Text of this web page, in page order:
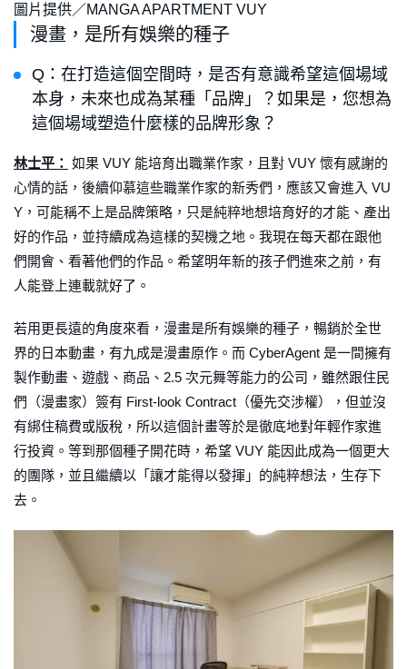
圖片提供／MANGA APARTMENT VUY
漫畫，是所有娛樂的種子
Q：在打造這個空間時，是否有意識希望這個場域
本身，未來也成為某種「品牌」？如果是，您想為
這個場域塑造什麼樣的品牌形象？
林士平： 如果 VUY 能培育出職業作家，且對 VUY 懷有感謝的
心情的話，後續仰慕這些職業作家的新秀們，應該又會進入 VU
Y，可能稱不上是品牌策略，只是純粹地想培育好的才能、產出
好的作品，並持續成為這樣的契機之地。我現在每天都在跟他
們開會、看著他們的作品。希望明年新的孩子們進來之前，有
人能登上連載就好了。
若用更長遠的角度來看，漫畫是所有娛樂的種子，暢銷於全世
界的日本動畫，有九成是漫畫原作。而 CyberAgent 是一間擁有
製作動畫、遊戲、商品、2.5 次元舞等能力的公司，雖然跟住民
們（漫畫家）簽有 First-look Contract（優先交涉權），但並沒
有綁住稿費或版稅，所以這個計畫等於是徹底地對年輕作家進
行投資。等到那個種子開花時，希望 VUY 能因此成為一個更大
的團隊，並且繼續以「讓才能得以發揮」的純粹想法，生存下
去。